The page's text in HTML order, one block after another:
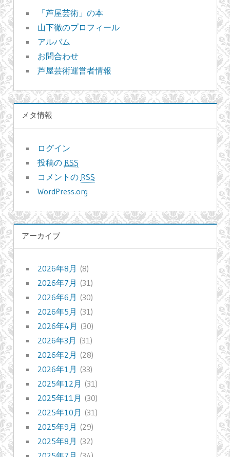
「芦屋芸術」の本
山下徹のプロフィール
アルバム
お問合わせ
芦屋芸術運営者情報
メタ情報
ログイン
投稿の RSS
コメントの RSS
WordPress.org
アーカイブ
2026年8月 (8)
2026年7月 (31)
2026年6月 (30)
2026年5月 (31)
2026年4月 (30)
2026年3月 (31)
2026年2月 (28)
2026年1月 (33)
2025年12月 (31)
2025年11月 (30)
2025年10月 (31)
2025年9月 (29)
2025年8月 (32)